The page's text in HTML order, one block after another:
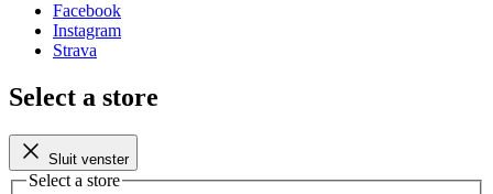
Facebook
Instagram
Strava
Select a store
Sluit venster
Select a store